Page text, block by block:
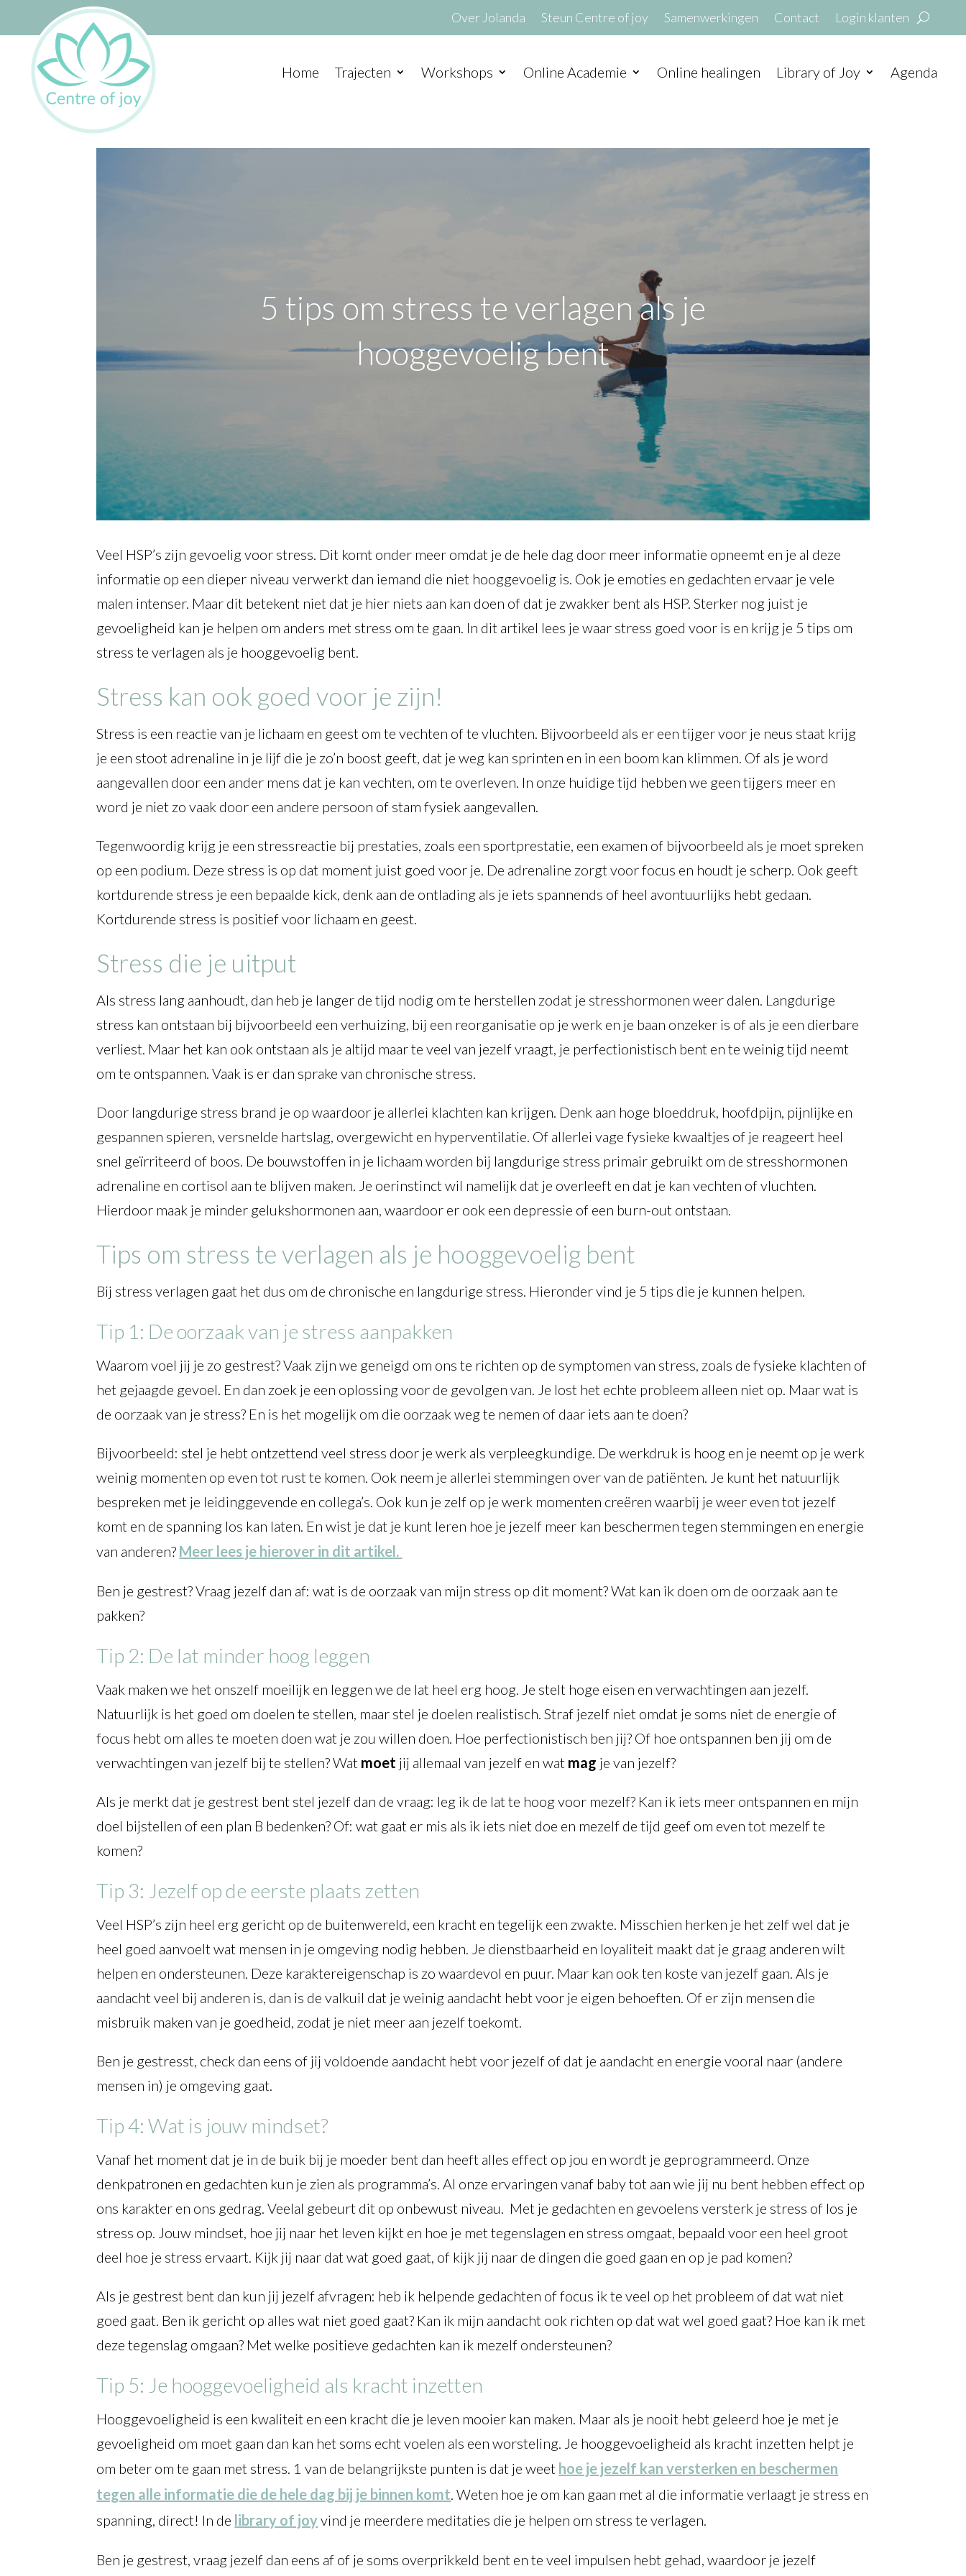
Over Jolanda Steun Centre of joy Samenwerkingen Contact Login klanten
Home Trajecten Workshops Online Academie Online healingen Library of Joy Agenda
5 tips om stress te verlagen als je
hooggevoelig bent
Veel HSP’s zijn gevoelig voor stress. Dit komt onder meer omdat je de hele dag door meer informatie opneemt en je al deze
informatie op een dieper niveau verwerkt dan iemand die niet hooggevoelig is. Ook je emoties en gedachten ervaar je vele
malen intenser. Maar dit betekent niet dat je hier niets aan kan doen of dat je zwakker bent als HSP. Sterker nog juist je
gevoeligheid kan je helpen om anders met stress om te gaan. In dit artikel lees je waar stress goed voor is en krijg je 5 tips om
stress te verlagen als je hooggevoelig bent.
Stress kan ook goed voor je zijn!
Stress is een reactie van je lichaam en geest om te vechten of te vluchten. Bijvoorbeeld als er een tijger voor je neus staat krijg
je een stoot adrenaline in je lijf die je zo’n boost geeft, dat je weg kan sprinten en in een boom kan klimmen. Of als je word
aangevallen door een ander mens dat je kan vechten, om te overleven. In onze huidige tijd hebben we geen tijgers meer en
word je niet zo vaak door een andere persoon of stam fysiek aangevallen.
Tegenwoordig krijg je een stressreactie bij prestaties, zoals een sportprestatie, een examen of bijvoorbeeld als je moet spreken
op een podium. Deze stress is op dat moment juist goed voor je. De adrenaline zorgt voor focus en houdt je scherp. Ook geeft
kortdurende stress je een bepaalde kick, denk aan de ontlading als je iets spannends of heel avontuurlijks hebt gedaan.
Kortdurende stress is positief voor lichaam en geest.
Stress die je uitput
Als stress lang aanhoudt, dan heb je langer de tijd nodig om te herstellen zodat je stresshormonen weer dalen. Langdurige
stress kan ontstaan bij bijvoorbeeld een verhuizing, bij een reorganisatie op je werk en je baan onzeker is of als je een dierbare
verliest. Maar het kan ook ontstaan als je altijd maar te veel van jezelf vraagt, je perfectionistisch bent en te weinig tijd neemt
om te ontspannen. Vaak is er dan sprake van chronische stress.
Door langdurige stress brand je op waardoor je allerlei klachten kan krijgen. Denk aan hoge bloeddruk, hoofdpijn, pijnlijke en
gespannen spieren, versnelde hartslag, overgewicht en hyperventilatie. Of allerlei vage fysieke kwaaltjes of je reageert heel
snel geïrriteerd of boos. De bouwstoffen in je lichaam worden bij langdurige stress primair gebruikt om de stresshormonen
adrenaline en cortisol aan te blijven maken. Je oerinstinct wil namelijk dat je overleeft en dat je kan vechten of vluchten.
Hierdoor maak je minder gelukshormonen aan, waardoor er ook een depressie of een burn-out ontstaan.
Tips om stress te verlagen als je hooggevoelig bent
Bij stress verlagen gaat het dus om de chronische en langdurige stress. Hieronder vind je 5 tips die je kunnen helpen.
Tip 1: De oorzaak van je stress aanpakken
Waarom voel jij je zo gestrest? Vaak zijn we geneigd om ons te richten op de symptomen van stress, zoals de fysieke klachten of
het gejaagde gevoel. En dan zoek je een oplossing voor de gevolgen van. Je lost het echte probleem alleen niet op. Maar wat is
de oorzaak van je stress? En is het mogelijk om die oorzaak weg te nemen of daar iets aan te doen?
Bijvoorbeeld: stel je hebt ontzettend veel stress door je werk als verpleegkundige. De werkdruk is hoog en je neemt op je werk
weinig momenten op even tot rust te komen. Ook neem je allerlei stemmingen over van de patiënten. Je kunt het natuurlijk
bespreken met je leidinggevende en collega’s. Ook kun je zelf op je werk momenten creëren waarbij je weer even tot jezelf
komt en de spanning los kan laten. En wist je dat je kunt leren hoe je jezelf meer kan beschermen tegen stemmingen en energie
van anderen? Meer lees je hierover in dit artikel.
Ben je gestrest? Vraag jezelf dan af: wat is de oorzaak van mijn stress op dit moment? Wat kan ik doen om de oorzaak aan te
pakken?
Tip 2: De lat minder hoog leggen
Vaak maken we het onszelf moeilijk en leggen we de lat heel erg hoog. Je stelt hoge eisen en verwachtingen aan jezelf.
Natuurlijk is het goed om doelen te stellen, maar stel je doelen realistisch. Straf jezelf niet omdat je soms niet de energie of
focus hebt om alles te moeten doen wat je zou willen doen. Hoe perfectionistisch ben jij? Of hoe ontspannen ben jij om de
verwachtingen van jezelf bij te stellen? Wat moet jij allemaal van jezelf en wat mag je van jezelf?
Als je merkt dat je gestrest bent stel jezelf dan de vraag: leg ik de lat te hoog voor mezelf? Kan ik iets meer ontspannen en mijn
doel bijstellen of een plan B bedenken? Of: wat gaat er mis als ik iets niet doe en mezelf de tijd geef om even tot mezelf te
komen?
Tip 3: Jezelf op de eerste plaats zetten
Veel HSP’s zijn heel erg gericht op de buitenwereld, een kracht en tegelijk een zwakte. Misschien herken je het zelf wel dat je
heel goed aanvoelt wat mensen in je omgeving nodig hebben. Je dienstbaarheid en loyaliteit maakt dat je graag anderen wilt
helpen en ondersteunen. Deze karaktereigenschap is zo waardevol en puur. Maar kan ook ten koste van jezelf gaan. Als je
aandacht veel bij anderen is, dan is de valkuil dat je weinig aandacht hebt voor je eigen behoeften. Of er zijn mensen die
misbruik maken van je goedheid, zodat je niet meer aan jezelf toekomt.
Ben je gestresst, check dan eens of jij voldoende aandacht hebt voor jezelf of dat je aandacht en energie vooral naar (andere
mensen in) je omgeving gaat.
Tip 4: Wat is jouw mindset?
Vanaf het moment dat je in de buik bij je moeder bent dan heeft alles effect op jou en wordt je geprogrammeerd. Onze
denkpatronen en gedachten kun je zien als programma’s. Al onze ervaringen vanaf baby tot aan wie jij nu bent hebben effect op
ons karakter en ons gedrag. Veelal gebeurt dit op onbewust niveau. Met je gedachten en gevoelens versterk je stress of los je
stress op. Jouw mindset, hoe jij naar het leven kijkt en hoe je met tegenslagen en stress omgaat, bepaald voor een heel groot
deel hoe je stress ervaart. Kijk jij naar dat wat goed gaat, of kijk jij naar de dingen die goed gaan en op je pad komen?
Als je gestrest bent dan kun jij jezelf afvragen: heb ik helpende gedachten of focus ik te veel op het probleem of dat wat niet
goed gaat. Ben ik gericht op alles wat niet goed gaat? Kan ik mijn aandacht ook richten op dat wat wel goed gaat? Hoe kan ik met
deze tegenslag omgaan? Met welke positieve gedachten kan ik mezelf ondersteunen?
Tip 5: Je hooggevoeligheid als kracht inzetten
Hooggevoeligheid is een kwaliteit en een kracht die je leven mooier kan maken. Maar als je nooit hebt geleerd hoe je met je
gevoeligheid om moet gaan dan kan het soms echt voelen als een worsteling. Je hooggevoeligheid als kracht inzetten helpt je
om beter om te gaan met stress. 1 van de belangrijkste punten is dat je weet hoe je jezelf kan versterken en beschermen
tegen alle informatie die de hele dag bij je binnen komt . Weten hoe je om kan gaan met al die informatie verlaagt je stress en
spanning, direct! In de library of joyvind je meerdere meditaties die je helpen om stress te verlagen.
Ben je gestrest, vraag jezelf dan eens af of je soms overprikkeld bent en te veel impulsen hebt gehad, waardoor je jezelf